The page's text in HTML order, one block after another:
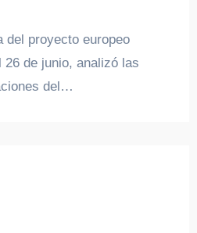
26 de junio, analizó las
del…